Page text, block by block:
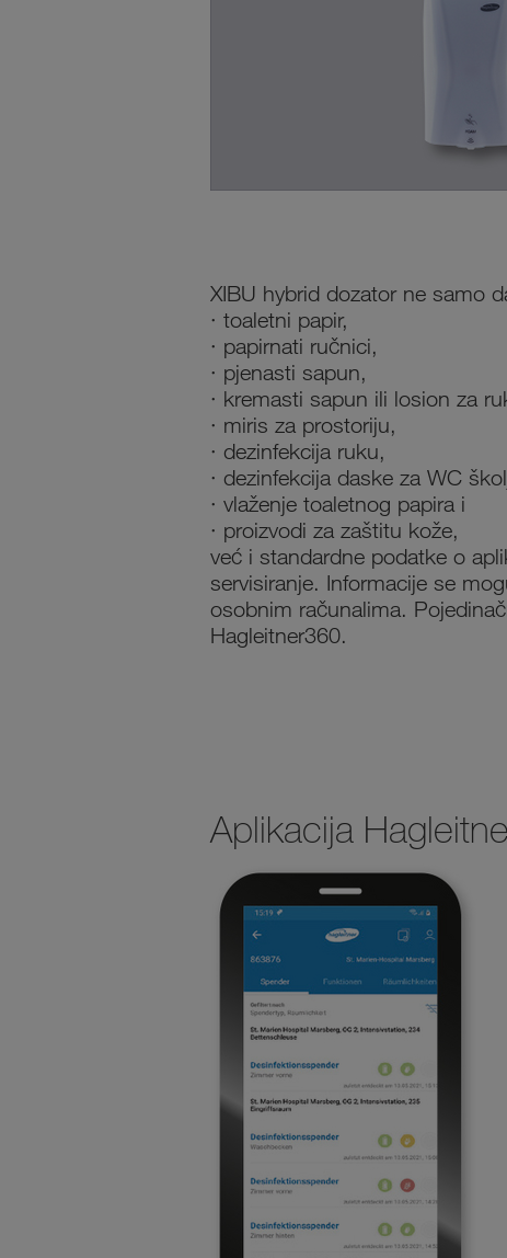
XIBU hybrid dozator ne samo
· toaletni papir,
· papirnati ručnici,
· pjenasti sapun,
· kremasti sapun ili losion za
· miris za prostoriju,
· dezinfekcija ruku,
· dezinfekcija daske za WC
· vlaženje toaletnog papira i
· proizvodi za zaštitu kože,
već i standardne podatke o
servisiranje. Informacije se
osobnim računalima.
Hagleitner360.
Aplikacija